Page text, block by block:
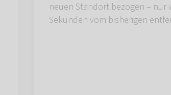
neuen Standort bezogen – nur
Sekunden vom bisherigen